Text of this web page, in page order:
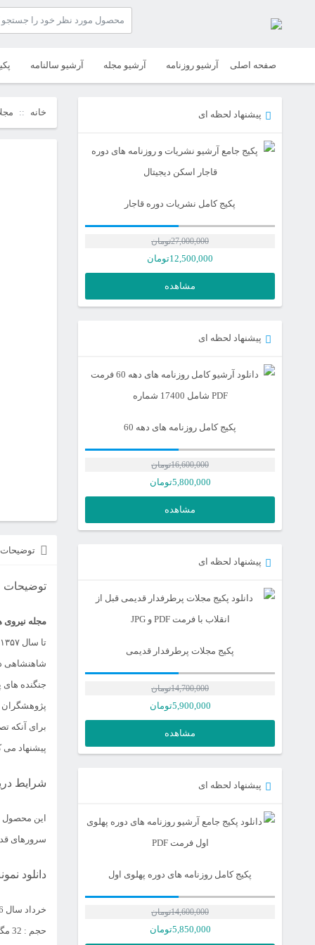
صفحه اصلی آرشیو روزنامه آرشیو مجله آرشیو سالنامه
خانه
توضیحات
توضیحات
مجله
شاهنشاهی
جنگنده های
پژوهشگران
برای آنکه
پیشنهاد می
شرایط
این محصول
سرورهای
دانلود
خرداد سال 1356
حجم : 32 مگابایت | فرمت: PDF
پیشنهاد لحظه ای
پکیج کامل نشریات دوره قاجار
27,000,000تومان
12,500,000تومان
مشاهده
پیشنهاد لحظه ای
پکیج کامل روزنامه های دهه 60
16,600,000تومان
5,800,000تومان
مشاهده
پیشنهاد لحظه ای
پکیج مجلات پرطرفدار قدیمی
14,700,000تومان
5,900,000تومان
مشاهده
پیشنهاد لحظه ای
پکیج کامل روزنامه های دوره پهلوی اول
14,600,000تومان
5,850,000تومان